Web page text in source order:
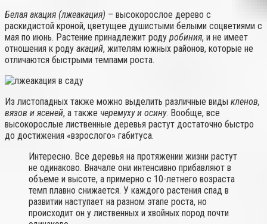
Белая акация (лжеакация) – высокорослое дерево с
раскидистой кроной, цветущее душистыми белыми соцветиями с
мая по июнь. Растение принадлежит роду робиния, и не имеет
отношения к роду акаций, жителям южных районов, которые не
отличаются быстрыми темпами роста.
Из листопадных также можно выделить различные виды кленов,
вязов и ясеней, а также черемуху и осину. Вообще, все
высокорослые лиственные деревья растут достаточно быстро
до достижения «взрослого» габитуса.
Интересно. Все деревья на протяжении жизни растут
не одинаково. Вначале они интенсивно прибавляют в
объеме и высоте, а примерно с 10-летнего возраста
темп плавно снижается. У каждого растения спад в
развитии наступает на разном этапе роста, но
происходит он у лиственных и хвойных пород почти